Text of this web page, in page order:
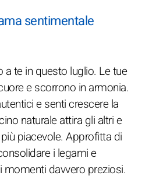
sentimentale
a te in questo luglio. Le tue
e scorrono in armonia.
e senti crescere la
naturale attira gli altri e
piacevole. Approfitta di
i legami e
momenti davvero preziosi.